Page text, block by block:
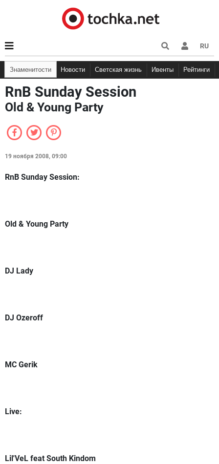
RU
Знаменитости Новости Светская жизнь Ивенты Рейтинги
RnB Sunday Session
Old & Young Party
19 ноября 2008, 09:00
RnB Sunday Session:
Old & Young Party
DJ Lady
DJ Ozeroff
MC Gerik
Live:
Lil'VeL feat South Kindom